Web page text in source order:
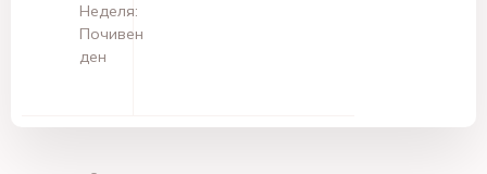
Неделя:
Почивен
ден